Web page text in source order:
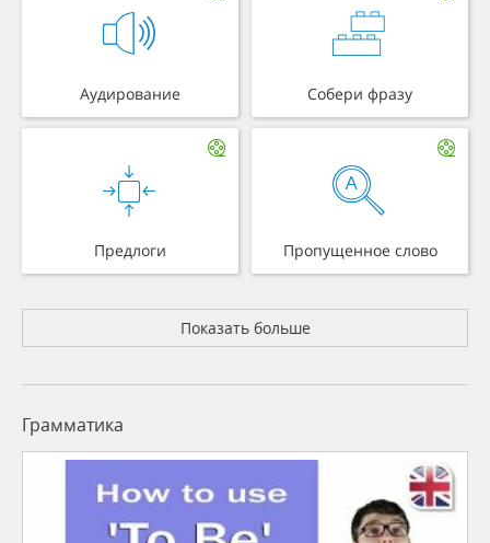
Аудирование Собери фразу
Предлоги Пропущенное слово
Показать больше
Грамматика